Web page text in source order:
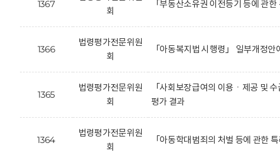
1367
회
「부동산소유권 이전등기 등에 관
1366
법령평가전문위원
회
「아동복지법 시행령」 일부개정
1365
법령평가전문위원
회
「사회보장급여의 이용ㆍ제공 및
평가 결과
1364
법령평가전문위원
회
「아동학대범죄의 처벌 등에 관한